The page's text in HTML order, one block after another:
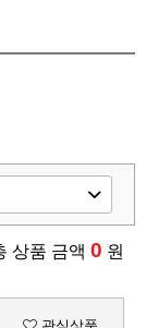
상품 금액 0 원